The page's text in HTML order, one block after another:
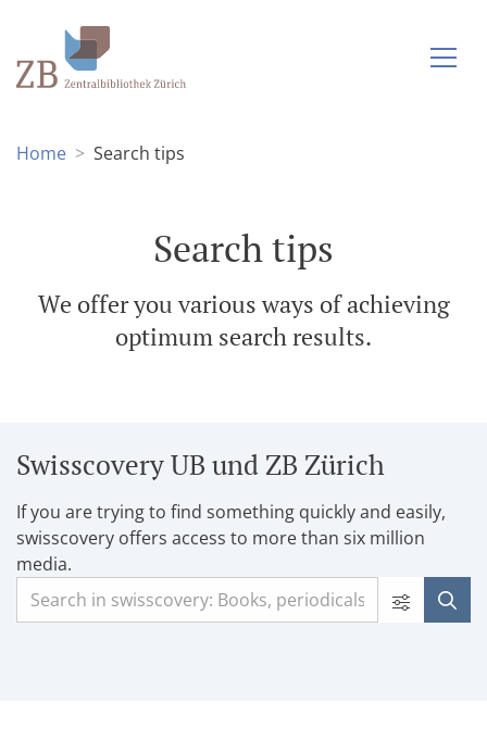
Home Search tips
Search tips
We offer you various ways of achieving
optimum search results.
Swisscovery UB und ZB Zürich
If you are trying to find something quickly and easily,
swisscovery offers access to more than six million
media.